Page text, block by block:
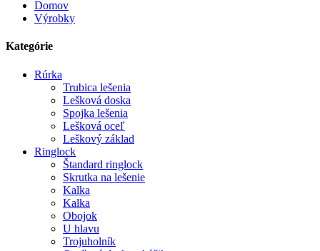
Domov
Výrobky
Kategórie
Rúrka
Trubica lešenia
Lešková doska
Spojka lešenia
Lešková oceľ
Leškový základ
Ringlock
Štandard ringlock
Skrutka na lešenie
Kalka
Kalka
Obojok
U hlavu
Trojuholník